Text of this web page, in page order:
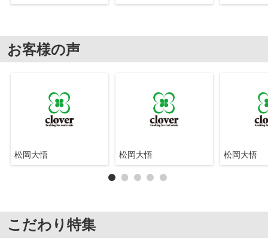
お客様の声
松岡大悟 松岡大悟 松岡大悟
こだわり特集